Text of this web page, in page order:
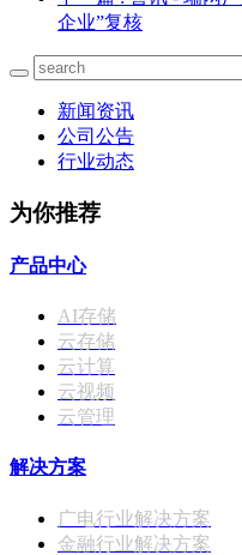
企业”复核
新闻资讯
公司公告
行业动态
为你推荐
产品中心
AI存储
云存储
云计算
云视频
云管理
解决方案
广电行业解决方案
金融行业解决方案